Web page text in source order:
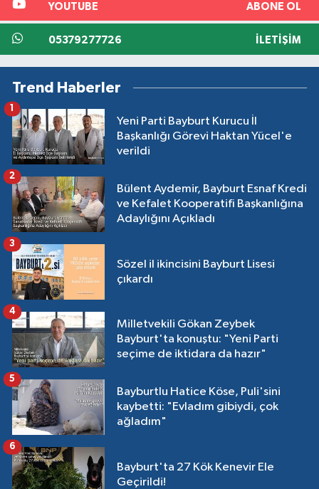
YOUTUBE ABONE OL
05379277726 İLETIŞIM
Trend Haberler
Yeni Parti Bayburt Kurucu İl
Başkanlığı Görevi Haktan Yücel'e
verildi
1
Bülent Aydemir, Bayburt Esnaf Kredi
ve Kefalet Kooperatifi Başkanlığına
Adaylığını Açıkladı
2
Sözel il ikincisini Bayburt Lisesi
çıkardı
3
Milletvekili Gökan Zeybek
Bayburt'ta konuştu: "Yeni Parti
seçime de iktidara da hazır"
4
Bayburtlu Hatice Köse, Puli'sini
kaybetti: "Evladım gibiydi, çok
ağladım"
5
Bayburt'ta 27 Kök Kenevir Ele
Geçirildi!
6